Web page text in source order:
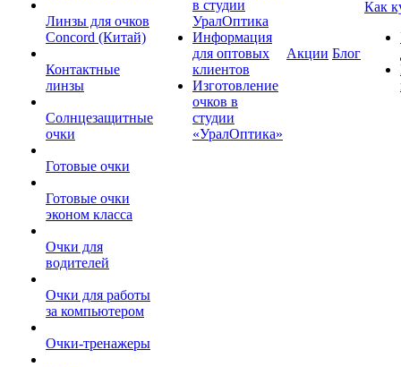
Линзы для очков
Concord (Китай)
Контактные
линзы
Солнцезащитные
очки
Готовые очки
Готовые очки
эконом класса
Очки для
водителей
Очки для работы
за компьютером
Очки-тренажеры
в студии
УралОптика
Информация
для оптовых
клиентов
Изготовление
очков в
студии
«УралОптика»
Акции Блог
Как